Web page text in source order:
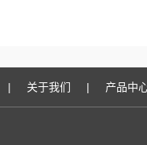
| 关于我们 | 产品中